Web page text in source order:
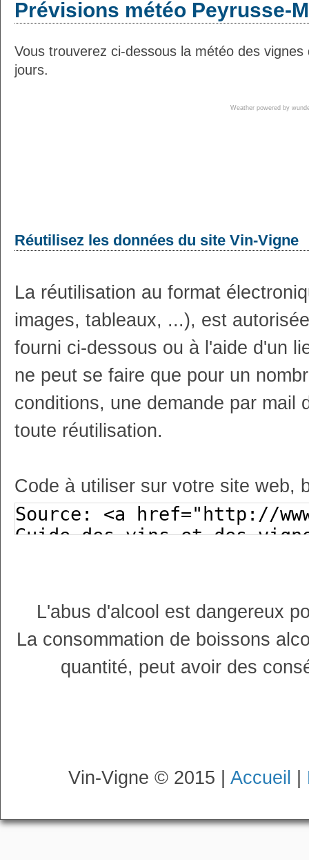
Prévisions météo Peyrusse-
Vous trouverez ci-dessous la météo des
jours.
Weather powered by
Réutilisez les données du site Vin-Vigne
La réutilisation au format
images, tableaux, ...), est
fourni ci-dessous ou à l'aide d'un
ne peut se faire que pour un
conditions, une demande par mail
toute réutilisation.
Code à utiliser sur votre site web,
L'abus d'alcool est dangereux
La consommation de boissons
quantité, peut avoir des
Vin-Vigne © 2015 | Accueil